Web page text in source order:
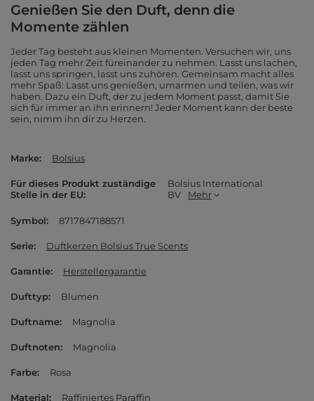
Genießen Sie den Duft, denn die
Momente zählen
Jeder Tag besteht aus kleinen Momenten. Versuchen wir, uns
jeden Tag mehr Zeit füreinander zu nehmen. Lasst uns lachen,
lasst uns springen, lasst uns zuhören. Gemeinsam macht alles
mehr Spaß: Lasst uns genießen, umarmen und teilen, was wir
haben. Dazu ein Duft, der zu jedem Moment passt, damit Sie
sich für immer an ihn erinnern! Jeder Moment kann der beste
sein, nimm ihn dir zu Herzen.
Marke Bolsius
Für dieses Produkt zuständige
Stelle in der EU
Bolsius International
BV
Mehr
Symbol 8717847188571
Serie Duftkerzen Bolsius True Scents
Garantie Herstellergarantie
Dufttyp Blumen
Duftname Magnolia
Duftnoten Magnolia
Farbe Rosa
Material Raffiniertes Paraffin